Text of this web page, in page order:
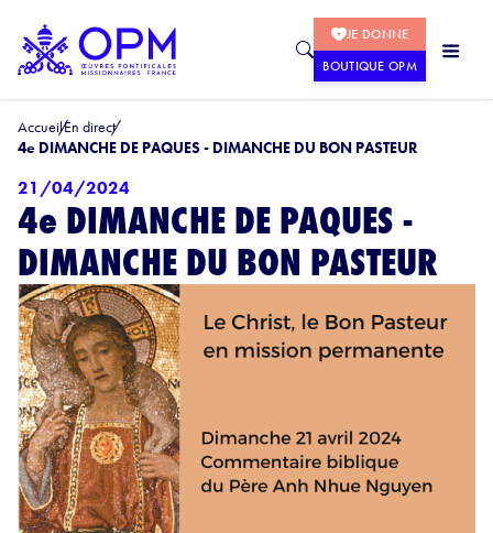
JE DONNE
BOUTIQUE OPM
AccueilEn direct
4e DIMANCHE DE PAQUES - DIMANCHE DU BON PASTEUR
21/04/2024
4e DIMANCHE DE PAQUES -
DIMANCHE DU BON PASTEUR